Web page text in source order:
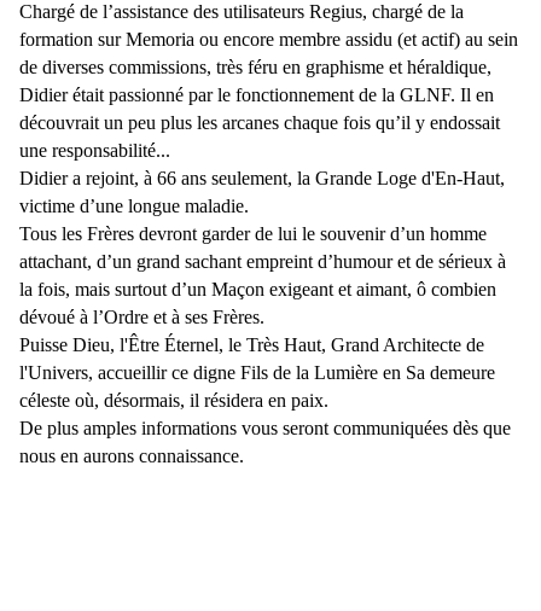
Chargé de l’assistance des utilisateurs Regius, chargé de la
formation sur Memoria ou encore membre assidu (et actif) au sein
de diverses commissions, très féru en graphisme et héraldique,
Didier était passionné par le fonctionnement de la GLNF. Il en
découvrait un peu plus les arcanes chaque fois qu’il y endossait
une responsabilité...
Didier a rejoint, à 66 ans seulement, la Grande Loge d'En-Haut,
victime d’une longue maladie.
Tous les Frères devront garder de lui le souvenir d’un homme
attachant, d’un grand sachant empreint d’humour et de sérieux à
la fois, mais surtout d’un Maçon exigeant et aimant, ô combien
dévoué à l’Ordre et à ses Frères.
Puisse Dieu, l'Être Éternel, le Très Haut, Grand Architecte de
l'Univers, accueillir ce digne Fils de la Lumière en Sa demeure
céleste où, désormais, il résidera en paix.
De plus amples informations vous seront communiquées dès que
nous en aurons connaissance.